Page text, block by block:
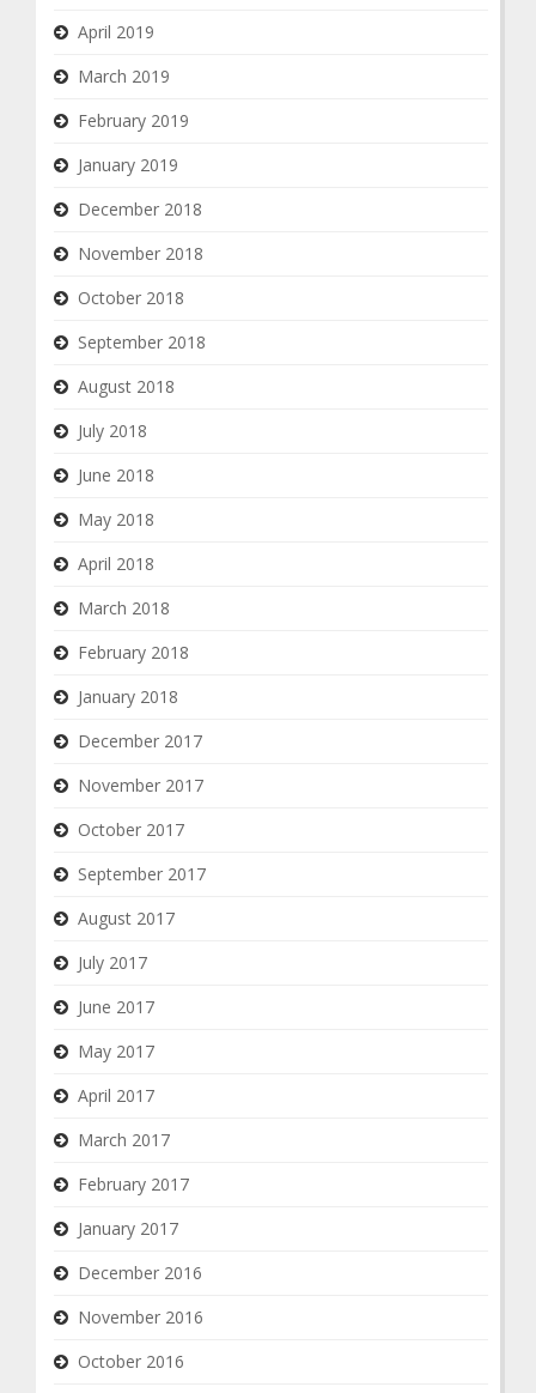
April 2019
March 2019
February 2019
January 2019
December 2018
November 2018
October 2018
September 2018
August 2018
July 2018
June 2018
May 2018
April 2018
March 2018
February 2018
January 2018
December 2017
November 2017
October 2017
September 2017
August 2017
July 2017
June 2017
May 2017
April 2017
March 2017
February 2017
January 2017
December 2016
November 2016
October 2016